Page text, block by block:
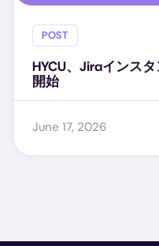
POST
HYCU、Jiraインス
開始
June 17, 2026